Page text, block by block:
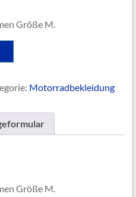
Größe M.
Motorradbekleidung
Größe M.